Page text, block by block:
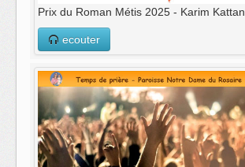
Prix du Roman Métis 2025 - Karim Kattan
ecouter